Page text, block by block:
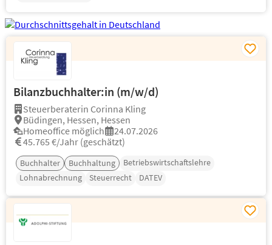
Bilanzbuchhalter:in (m/w/d)
Steuerberaterin Corinna Kling
Büdingen, Hessen, Hessen
Homeoffice möglich
24.07.2026
45.765 €/Jahr (geschätzt)
Buchhalter Buchhaltung
Betriebswirtschaftslehre
Lohnabrechnung
Steuerrecht DATEV